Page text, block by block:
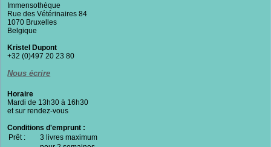
Mal logés[14]
Logements sociaux[13]
Enquête
Pauvreté[12]
Quartiers de Bruxelles
Urbanisme
Travail social [10]
Migrants[10]
centre d'accueil[9]
Accompagnement[9]
Immensothèque
Rue des Vétérinaires 84
1070 Bruxelles
Belgique
Kristel Dupont
+32 (0)497 20 23 80
Nous écrire
Horaire
Mardi de 13h30 à 16h30
et sur rendez-vous
Conditions d'emprunt :
Prêt :
3 livres maximum